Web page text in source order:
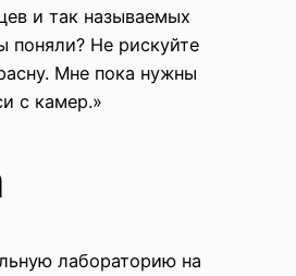
и так называемых
поняли? Не рискуйте
Мне пока нужны
с камер.»
лабораторию на